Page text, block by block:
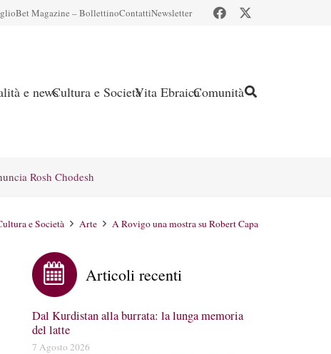
Bet Magazine – BollettinoContattiNewsletter
e newsCultura e SocietàVita EbraicaComunità
Rosh Chodesh
e Società Arte A Rovigo una mostra su Robert Capa
Articoli recenti
Dal Kurdistan alla burrata: la lunga memoria
del latte
7 Agosto 2026